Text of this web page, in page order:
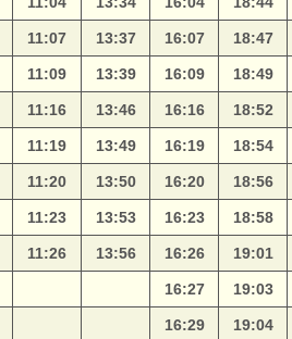
11:07 13:37 16:07 18:47
11:09 13:39 16:09 18:49
11:16 13:46 16:16 18:52
11:19 13:49 16:19 18:54
11:20 13:50 16:20 18:56
11:23 13:53 16:23 18:58
11:26 13:56 16:26 19:01
16:27 19:03
16:29 19:04